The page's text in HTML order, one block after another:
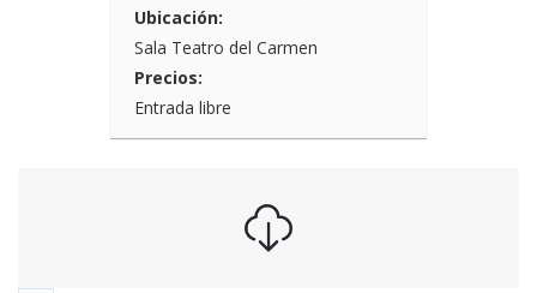
Ubicación:
Sala Teatro del Carmen
Precios:
Entrada libre